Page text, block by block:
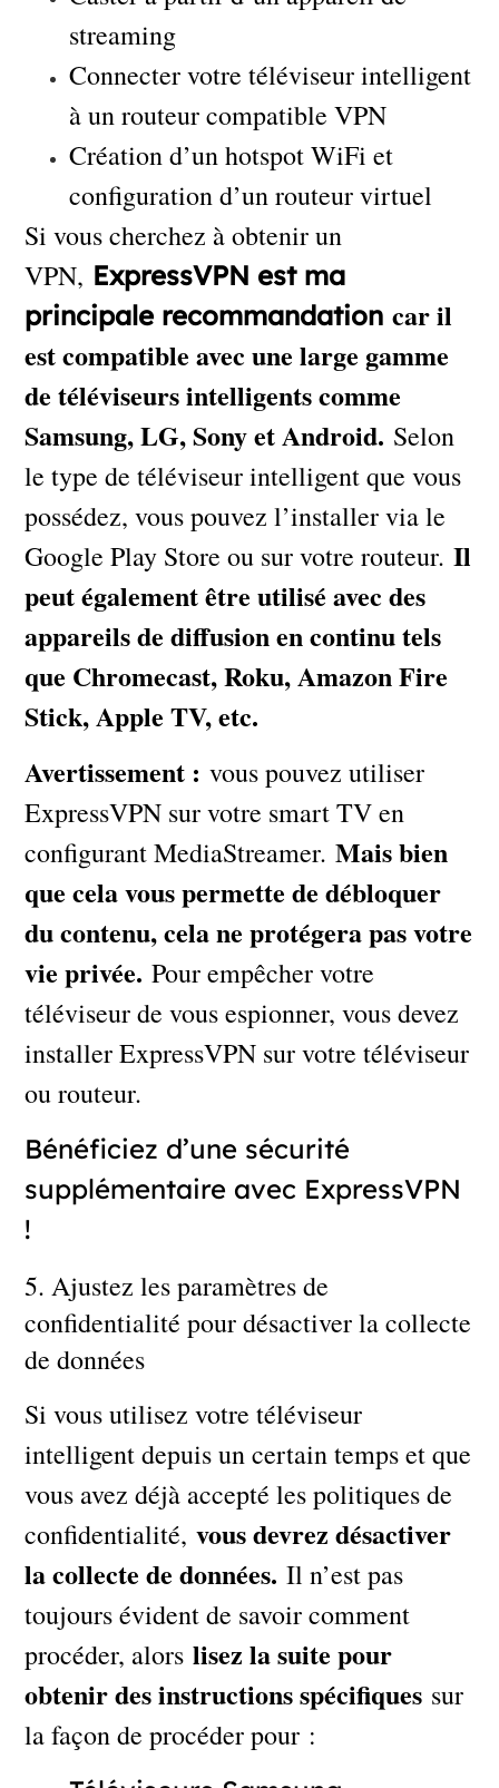
streaming
Connecter votre téléviseur intelligent
à un routeur compatible VPN
Création d’un hotspot WiFi et
configuration d’un routeur virtuel
Si vous cherchez à obtenir un
VPN, ExpressVPN est ma
principale recommandation car il
est compatible avec une large gamme
de téléviseurs intelligents comme
Samsung, LG, Sony et Android. Selon
le type de téléviseur intelligent que vous
possédez, vous pouvez l’installer via le
Google Play Store ou sur votre routeur.Il
peut également être utilisé avec des
appareils de diffusion en continu tels
que Chromecast, Roku, Amazon Fire
Stick, Apple TV, etc.
Avertissement : vous pouvez utiliser
ExpressVPN sur votre smart TV en
configurant MediaStreamer.Mais bien
que cela vous permette de débloquer
du contenu, cela ne protégera pas votre
vie privée.Pour empêcher votre
téléviseur de vous espionner, vous devez
installer ExpressVPN sur votre téléviseur
ou routeur.
Bénéficiez d’une sécurité
supplémentaire avec ExpressVPN
!
5. Ajustez les paramètres de
confidentialité pour désactiver la collecte
de données
Si vous utilisez votre téléviseur
intelligent depuis un certain temps et que
vous avez déjà accepté les politiques de
confidentialité,vous devrez désactiver
la collecte de données.Il n’est pas
toujours évident de savoir comment
procéder, alorslisez la suite pour
obtenir des instructions spécifiques sur
la façon de procéder pour :